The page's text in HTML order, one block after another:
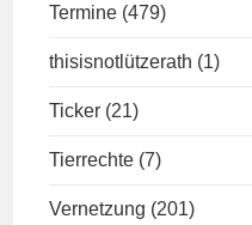
Termine (479)
thisisnotlützerath (1)
Ticker (21)
Tierrechte (7)
Vernetzung (201)